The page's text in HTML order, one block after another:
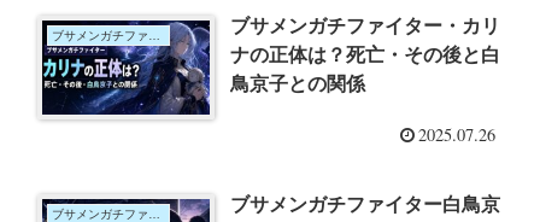
ブサメンガチファイター・カリ
ナの正体は？死亡・その後と白
鳥京子との関係
2025.07.26
ブサメンガチファイター白鳥京